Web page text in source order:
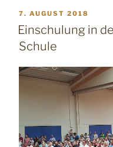
VERÖFFENTLICHT
AM
7. AUGUST 2018
Einschulung in
Schule